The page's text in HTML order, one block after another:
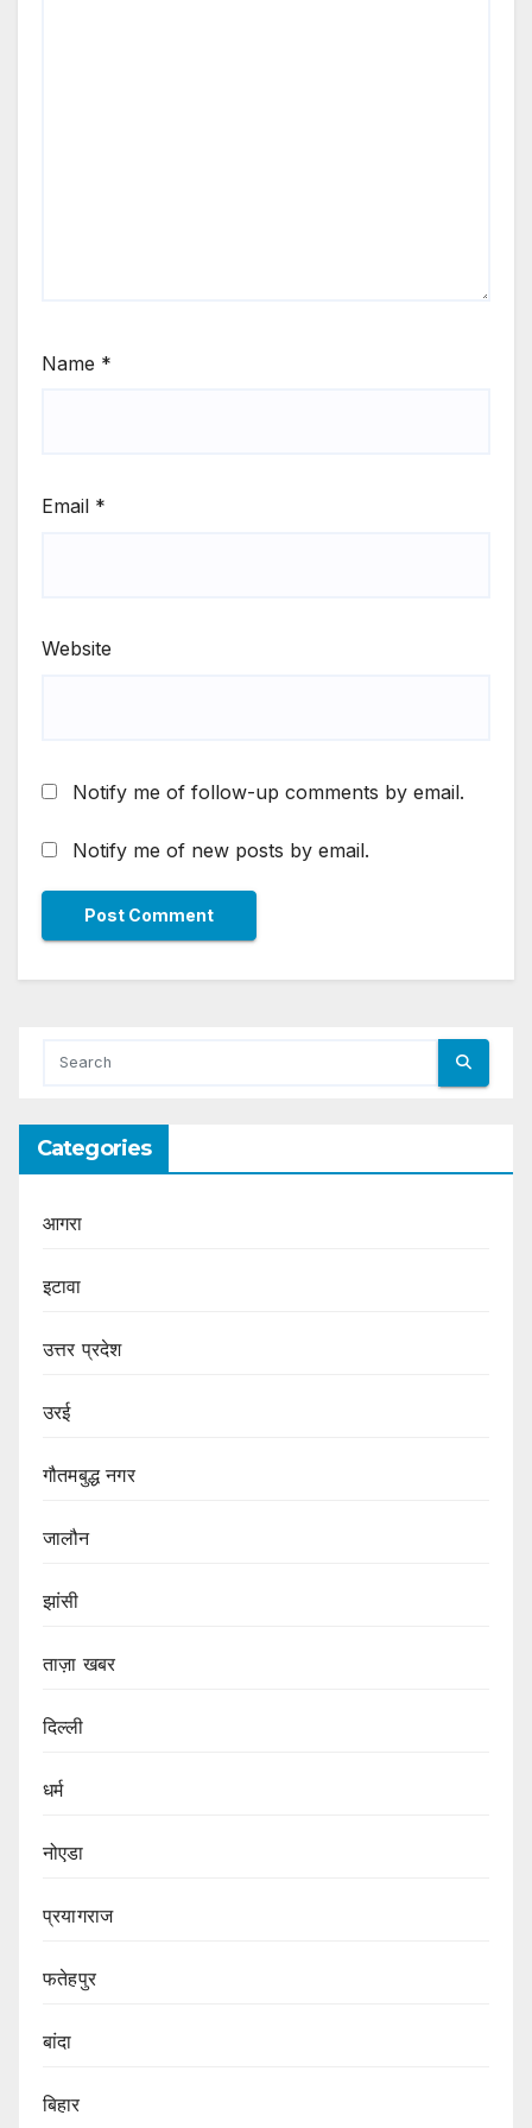
Name *
Email *
Website
Notify me of follow-up comments by email.
Notify me of new posts by email.
Categories
आगरा
इटावा
उत्तर प्रदेश
उरई
गौतमबुद्ध नगर
जालौन
झांसी
ताज़ा खबर
दिल्ली
धर्म
नोएडा
प्रयागराज
फतेहपुर
बांदा
बिहार